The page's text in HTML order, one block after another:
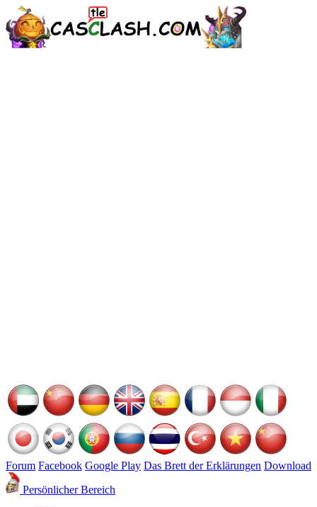
Forum Facebook Google Play Das Brett der Erklärungen Download
Persönlicher Bereich